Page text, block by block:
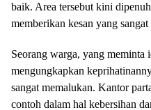
baik. Area tersebut kini
memberikan kesan yang
Seorang warga, yang meminta
mengungkapkan
sangat memalukan. Kantor
contoh dalam hal kebersihan